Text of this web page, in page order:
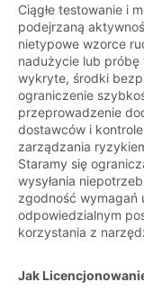
Ciągłe testowanie i
podejrzaną
nietypowe wzorce
nadużycie lub próbę
wykryte, środki
ograniczenie
przeprowadzenie
dostawców i
zarządzania
Staramy się
wysyłania
zgodność wymagań
odpowiedzialnym
korzystania z
Jak